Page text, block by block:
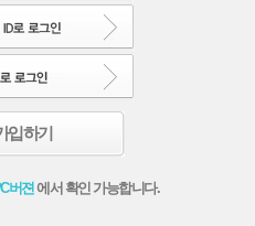
입하기
버젼에서 확인 가능합니다.